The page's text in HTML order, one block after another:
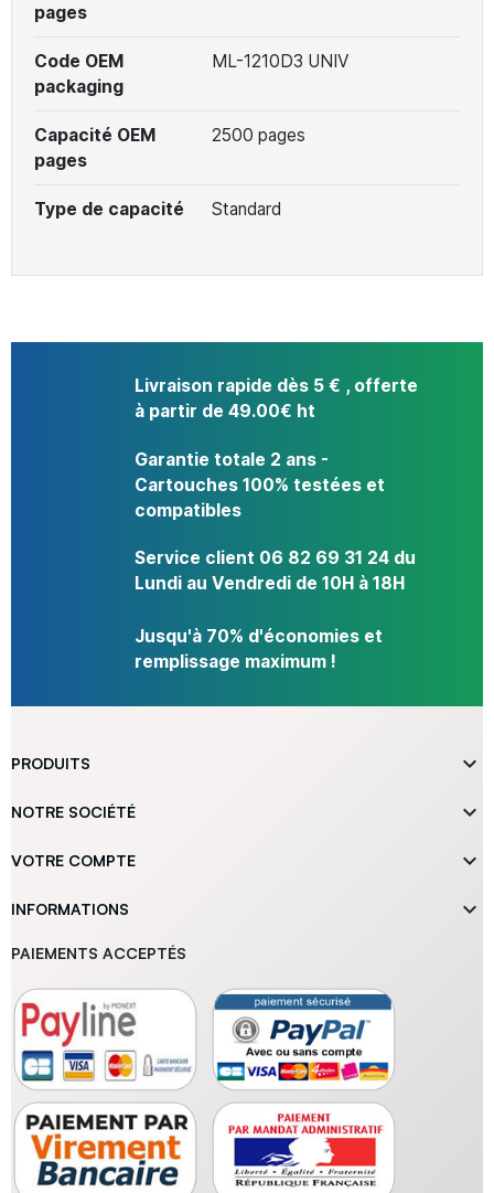
pages
Code OEM
packaging
ML-1210D3 UNIV
Capacité OEM
pages
2500 pages
Type de capacité Standard
Livraison rapide dès 5 € , offerte
à partir de 49.00€ ht
Garantie totale 2 ans -
Cartouches 100% testées et
compatibles
Service client 06 82 69 31 24 du
Lundi au Vendredi de 10H à 18H
Jusqu'à 70% d'économies et
remplissage maximum !
PRODUITS 
NOTRE SOCIÉTÉ 
VOTRE COMPTE 
INFORMATIONS 
PAIEMENTS ACCEPTÉS